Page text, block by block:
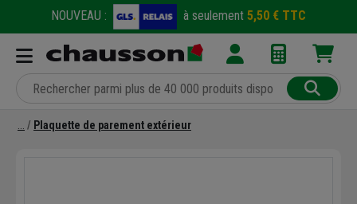
NOUVEAU : à seulement 5,50 € TTC
Plaquette de parement extérieur